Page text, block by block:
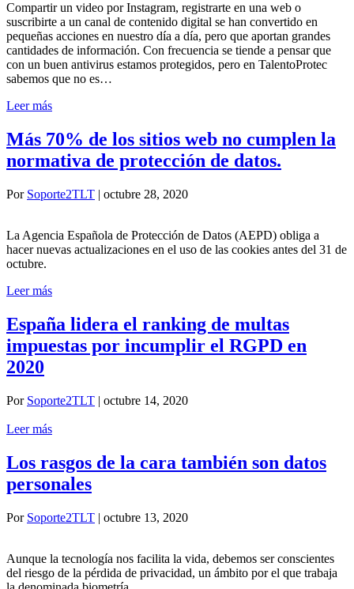
Compartir un video por Instagram, registrarte en una web o
suscribirte a un canal de contenido digital se han convertido en
pequeñas acciones en nuestro día a día, pero que aportan grandes
cantidades de información. Con frecuencia se tiende a pensar que
con un buen antivirus estamos protegidos, pero en TalentoProtec
sabemos que no es…
Leer más
Más 70% de los sitios web no cumplen la
normativa de protección de datos.
Por Soporte2TLT | octubre 28, 2020
La Agencia Española de Protección de Datos (AEPD) obliga a
hacer nuevas actualizaciones en el uso de las cookies antes del 31 de
octubre.
Leer más
España lidera el ranking de multas
impuestas por incumplir el RGPD en
2020
Por Soporte2TLT | octubre 14, 2020
Leer más
Los rasgos de la cara también son datos
personales
Por Soporte2TLT | octubre 13, 2020
Aunque la tecnología nos facilita la vida, debemos ser conscientes
del riesgo de la pérdida de privacidad, un ámbito por el que trabaja